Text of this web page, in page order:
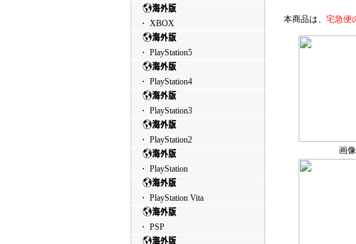
・ XBOX
・ PlayStation5
・ PlayStation4
・ PlayStation3
・ PlayStation2
・ PlayStation
・ PlayStation Vita
・ PSP
本商品は、 宅急便
画